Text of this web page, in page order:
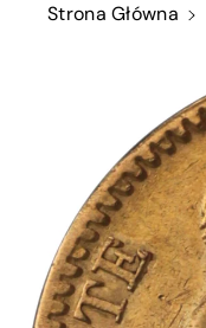
Strona Główna